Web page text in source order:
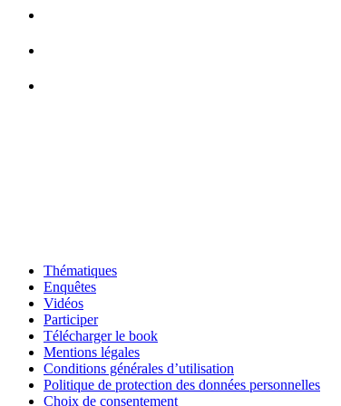
Thématiques
Enquêtes
Vidéos
Participer
Télécharger le book
Mentions légales
Conditions générales d’utilisation
Politique de protection des données personnelles
Choix de consentement